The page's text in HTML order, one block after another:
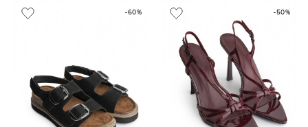
-60% -50%